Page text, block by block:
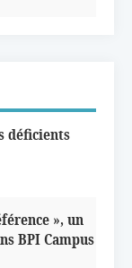
déficients
», un
BPI Campus